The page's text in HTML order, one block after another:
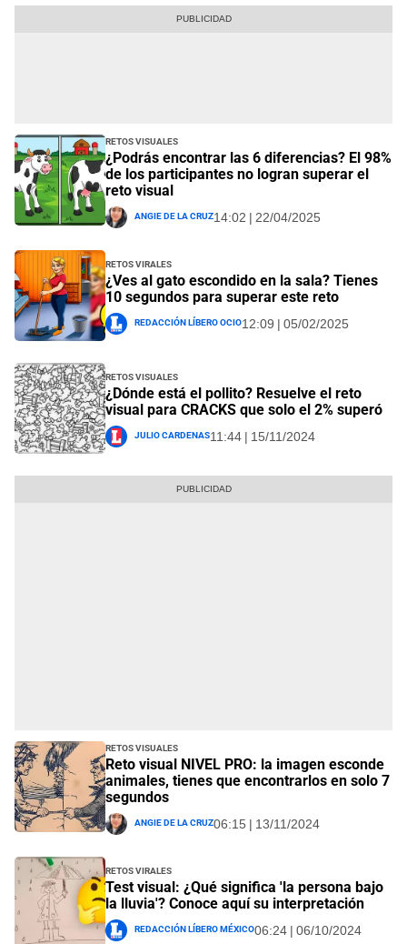
Retos visuales
¿Podrás encontrar las 6 diferencias? El 98%
de los participantes no logran superar el
reto visual
Angie De La Cruz14:02 | 22/04/2025
Retos Virales
¿Ves al gato escondido en la sala? Tienes
10 segundos para superar este reto
Redacción Líbero Ocio12:09 | 05/02/2025
Retos visuales
¿Dónde está el pollito? Resuelve el reto
visual para CRACKS que solo el 2% superó
Julio Cardenas11:44 | 15/11/2024
Retos visuales
Reto visual NIVEL PRO: la imagen esconde
animales, tienes que encontrarlos en solo 7
segundos
Angie De La Cruz06:15 | 13/11/2024
Retos Virales
Test visual: ¿Qué significa 'la persona bajo
la lluvia'? Conoce aquí su interpretación
Redacción Líbero México06:24 | 06/10/2024